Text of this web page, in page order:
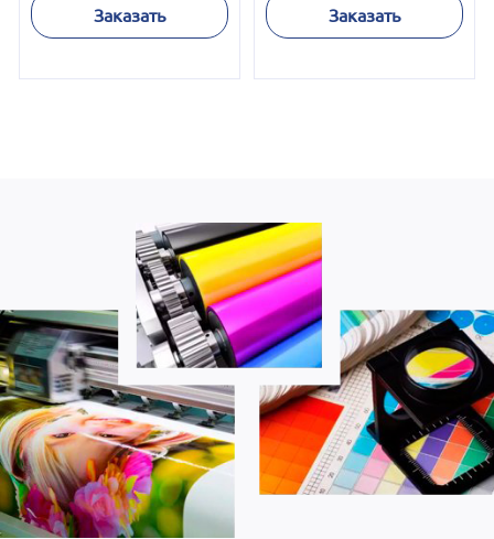
Заказать Заказать